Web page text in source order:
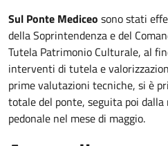
Sul Ponte Mediceo sono stati
della Soprintendenza e del
Tutela Patrimonio Culturale, al
interventi di tutela e
prime valutazioni tecniche, si è
totale del ponte, seguita poi
pedonale nel mese di maggio.